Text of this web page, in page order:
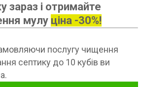
зараз і отримайте
мулу ціна -30%!
послугу чищення
септику до 10 кубів ви